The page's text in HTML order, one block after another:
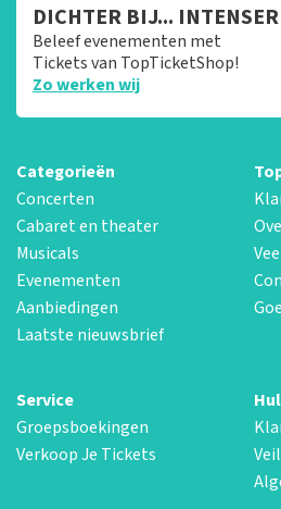
DICHTER BIJ...
Beleef evenementen met
Tickets van TopTicketShop!
Zo werken wij
Categorieën
Concerten
Cabaret en theater
Musicals
Evenementen
Aanbiedingen
Laatste nieuwsbrief
Service
Groepsboekingen
Verkoop Je Tickets